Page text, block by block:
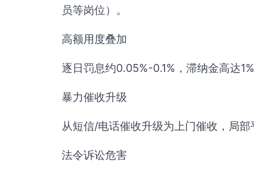
员等岗位）。
高额用度叠加
逐日罚息约0.05%-0.1%，滞纳金高达
暴力催收升级
从短信/电话催收升级为上门催收，局部
法令诉讼危害